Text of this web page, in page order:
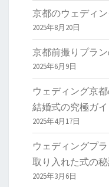
京都のウェディ
2025年8月20日
京都前撮りプラ
2025年6月9日
ウェディング京
結婚式の究極ガイ
2025年4月17日
ウェディングプ
取り入れた式の
2025年3月6日